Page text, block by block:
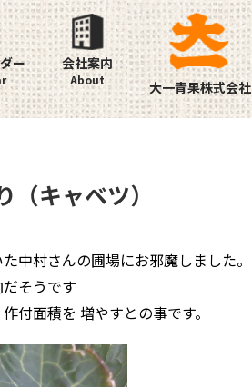
ー
会社案内
大一青果株式会社
キャベツ）
中村さんの圃場にお邪魔しました。
そうです
付面積を 増やすとの事です。